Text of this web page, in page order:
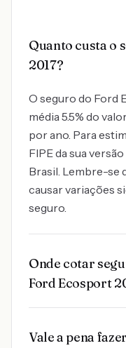
Quanto custa o
2017?
O seguro do Ford
média 5.5% do
por ano. Para
FIPE da sua
Brasil. Lembre-se
causar variações
seguro.
Onde cotar
Ford Ecosport
Vale a pena